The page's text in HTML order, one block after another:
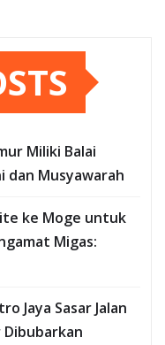
Miliki Balai
dan Musyawarah
ke Moge untuk
Migas:
Jaya Sasar Jalan
Dibubarkan